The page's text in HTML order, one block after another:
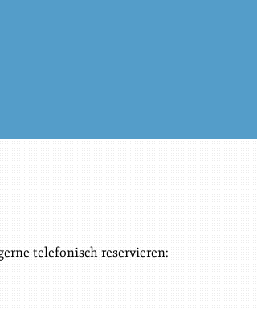
telefonisch reservieren: